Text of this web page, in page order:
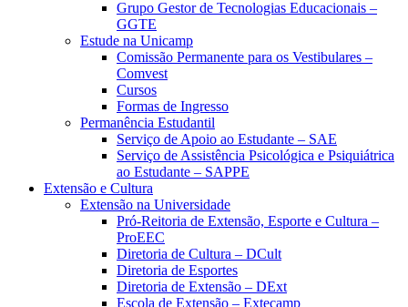
Grupo Gestor de Tecnologias Educacionais –
GGTE
Estude na Unicamp
Comissão Permanente para os Vestibulares –
Comvest
Cursos
Formas de Ingresso
Permanência Estudantil
Serviço de Apoio ao Estudante – SAE
Serviço de Assistência Psicológica e Psiquiátrica
ao Estudante – SAPPE
Extensão e Cultura
Extensão na Universidade
Pró-Reitoria de Extensão, Esporte e Cultura –
ProEEC
Diretoria de Cultura – DCult
Diretoria de Esportes
Diretoria de Extensão – DExt
Escola de Extensão – Extecamp